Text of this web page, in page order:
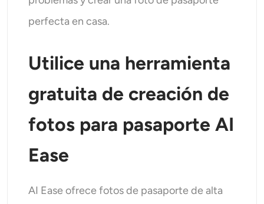
perfecta en casa.
Utilice una herramienta
gratuita de creación de
fotos para pasaporte AI
Ease
AI Ease ofrece fotos de pasaporte de alta